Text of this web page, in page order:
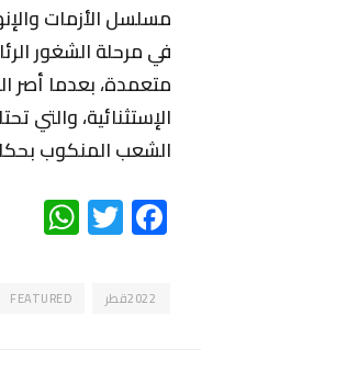
مسلسل الأزمات
في مرحلة الشغور
متعمدة، بعدما أصر
الإستثنائية، والتي
الشعب المنكوب
Facebook
Twitter
2022قطر FEATURED